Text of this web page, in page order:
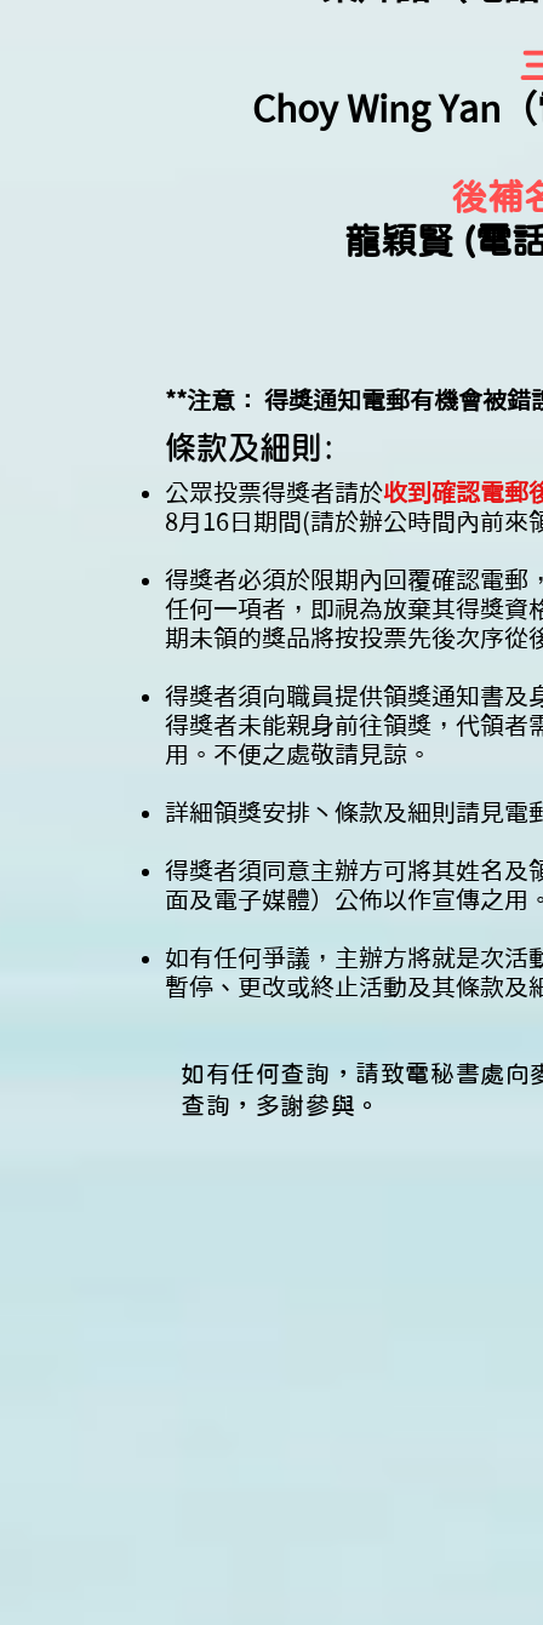
Choy Wing Yan
後補
龍穎賢 (電
**注意： 得獎通知電郵有機會被
條款及細則​:
公眾投票得獎者請於收到確認電郵
8月16日期間(請於辦公時間內前來
得獎者必須於限期內回覆確認電郵
任何一項者，即視為放棄其得獎資
期未領的獎品將按投票先後次序從
得獎者須向職員提供領獎通知書及
得獎者未能親身前往領獎，代領者
用。不便之處敬請見諒。
詳細領獎安排丶條款及細則請見電
得獎者須同意主辦方可將其姓名及
面及電子媒體）公佈以作宣傳之用
如有任何爭議，主辦方將就是次活
暫停、更改或終止活動及其條款及
如有任何查詢，請致電秘書處
查詢，多謝參與。